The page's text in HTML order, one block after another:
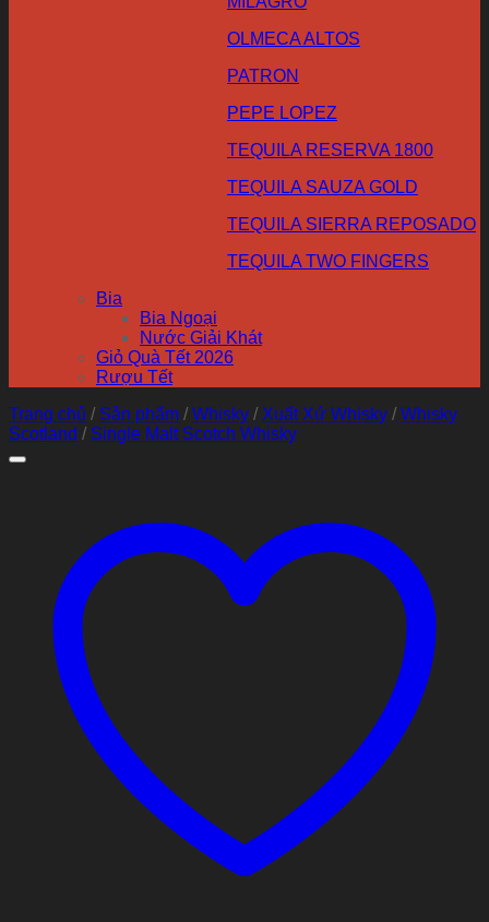
OLMECA ALTOS
PATRON
PEPE LOPEZ
TEQUILA RESERVA 1800
TEQUILA SAUZA GOLD
TEQUILA SIERRA REPOSADO
TEQUILA TWO FINGERS
Bia
Bia Ngoại
Nước Giải Khát
Giỏ Quà Tết 2026
Rượu Tết
Trang chủ / Sản phẩm / Whisky / Xuất Xứ Whisky / Whisky
Scotland / Single Malt Scotch Whisky